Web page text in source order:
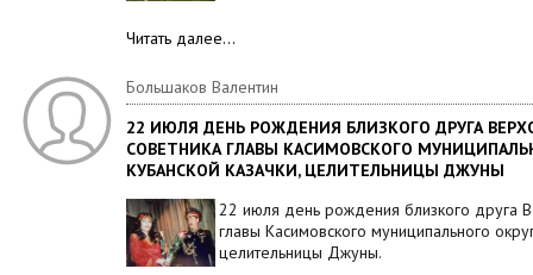
Читать далее…
Большаков Валентин
22 ИЮЛЯ ДЕНЬ РОЖДЕНИЯ БЛИЗКОГО ДРУГА
СОВЕТНИКА ГЛАВЫ КАСИМОВСКОГО
КУБАНСКОЙ КАЗАЧКИ, ЦЕЛИТЕЛЬНИЦЫ ДЖУНЫ
22 июля день рождения близкого друга
главы Касимовского муниципального
целительницы Джуны.